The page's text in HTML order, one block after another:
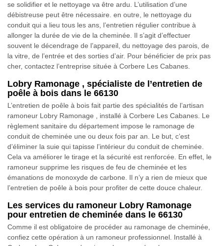
se solidifier et le nettoyage va être ardu. L’utilisation d’une
débistreuse peut être nécessaire. en outre, le nettoyage du
conduit qui a lieu tous les ans, l’entretien régulier contribue à
allonger la durée de vie de la cheminée. Il s’agit d’effectuer
souvent le décendrage de l’appareil, du nettoyage des parois, de
la vitre, de l’entrée et des sorties d’air. Pour bénéficier de prix pas
cher, contactez l’entreprise située à Corbere Les Cabanes.
Lobry Ramonage , spécialiste de l’entretien de
poêle à bois dans le 66130
L’entretien de poêle à bois fait partie des spécialités de l’artisan
ramoneur Lobry Ramonage , installé à Corbere Les Cabanes. Le
règlement sanitaire du département impose le ramonage de
conduit de cheminée une ou deux fois par an. Le but, c’est
d’éliminer la suie qui tapisse l’intérieur du conduit de cheminée.
Cela va améliorer le tirage et la sécurité est renforcée. En effet, le
ramoneur supprime les risques de feu de cheminée et les
émanations de monoxyde de carbone. Il n’y a rien de mieux que
l’entretien de poêle à bois pour profiter de cette douce chaleur.
Les services du ramoneur Lobry Ramonage
pour entretien de cheminée dans le 66130
Comme il est obligatoire de procéder au ramonage de cheminée,
confiez cette opération à un ramoneur professionnel. Installé à